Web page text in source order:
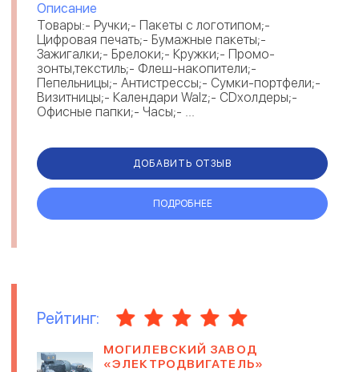
Описание
Товары:- Ручки;- Пакеты с логотипом;-
Цифровая печать;- Бумажные пакеты;-
Зажигалки;- Брелоки;- Кружки;- Промо-
зонты,текстиль;- Флеш-накопители;-
Пепельницы;- Антистрессы;- Сумки-портфели;-
Визитницы;- Календари Walz;- CDхолдеры;-
Офисные папки;- Часы;- ...
ДОБАВИТЬ ОТЗЫВ
ПОДРОБНЕЕ
Рейтинг:
МОГИЛЕВСКИЙ ЗАВОД
«ЭЛЕКТРОДВИГАТЕЛЬ»